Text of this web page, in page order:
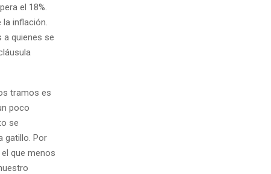
el 18%.
inflación.
a quienes se
tramos es
poco
se
gatillo. Por
que menos